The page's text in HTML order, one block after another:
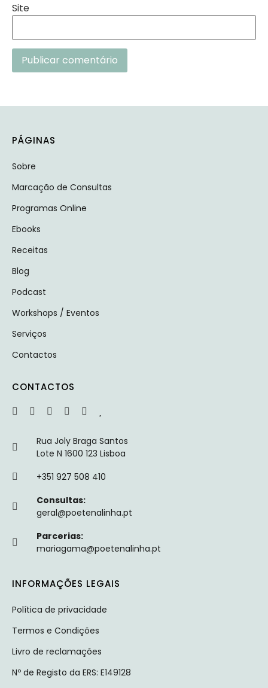
Site
PÁGINAS
Sobre
Marcação de Consultas
Programas Online
Ebooks
Receitas
Blog
Podcast
Workshops / Eventos
Serviços
Contactos
CONTACTOS
Rua Joly Braga Santos
Lote N 1600 123 Lisboa
+351 927 508 410
Consultas:
geral@poetenalinha.pt
Parcerias:
mariagama@poetenalinha.pt
INFORMAÇÕES LEGAIS
Política de privacidade
Termos e Condições
Livro de reclamações
Nº de Registo da ERS: E149128